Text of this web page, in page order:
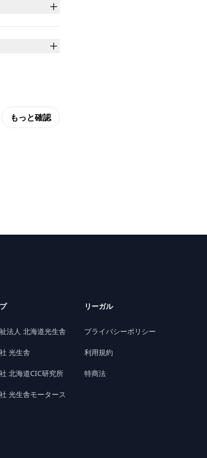
もっと確認
法人 北海道光生舎
光生舎
北海道CIC研究所
光生舎モータース
リーガル
プライバシーポリシー
利用規約
特商法